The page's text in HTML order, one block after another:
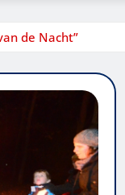
de Nacht”